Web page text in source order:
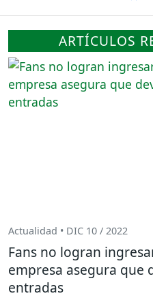
ARTÍCULOS
Actualidad • DIC 10 / 2022
Fans no logran
empresa asegura que
entradas